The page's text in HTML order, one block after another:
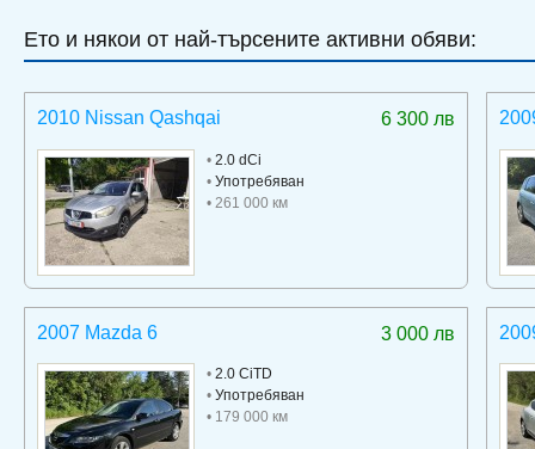
Ето и някои от най-търсените активни обяви:
6 300 лв
2010 Nissan Qashqai
• 2.0 dCi
• Употребяван
• 261 000 км
3 000 лв
2007 Mazda 6
• 2.0 CiTD
• Употребяван
• 179 000 км